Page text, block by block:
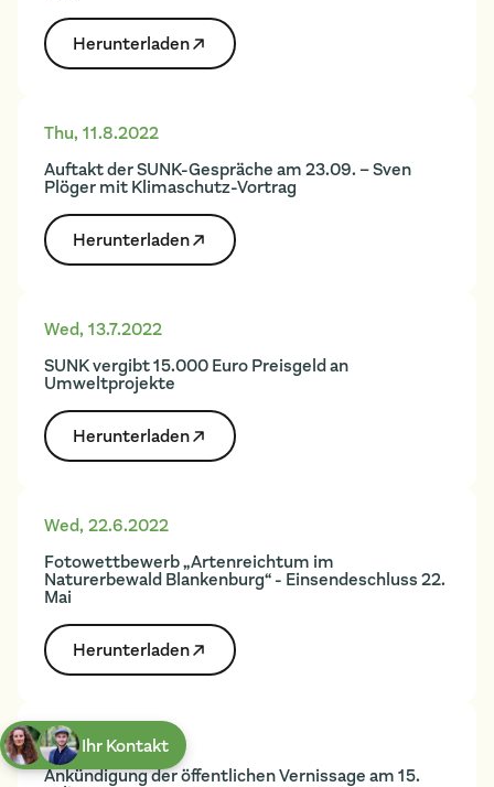
Herunter­laden
Thu, 11.8.2022
Auftakt der SUNK-Gespräche am 23.09. – Sven
Plöger mit Klimaschutz-Vortrag
Herunter­laden
Wed, 13.7.2022
SUNK vergibt 15.000 Euro Preisgeld an
Umweltprojekte
Herunter­laden
Wed, 22.6.2022
Fotowettbewerb „Artenreichtum im
Naturerbewald Blankenburg“ - Einsendeschluss 22.
Mai
Herunter­laden
Mon, 20.6.2022
Ankündigung der öffentlichen Vernissage am 15.
Ihr Kontakt